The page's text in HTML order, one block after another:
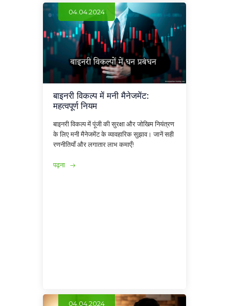
04.04.2024
बाइनरी विकल्प में मनी मैनेजमेंट:
महत्वपूर्ण नियम
बाइनरी विकल्प में पूंजी की सुरक्षा और जोखिम नियंत्रण
के लिए मनी मैनेजमेंट के व्यावहारिक सुझाव। जानें सही
रणनीतियाँ और लगातार लाभ कमाएँ!
पढ़ना
04.04.2024